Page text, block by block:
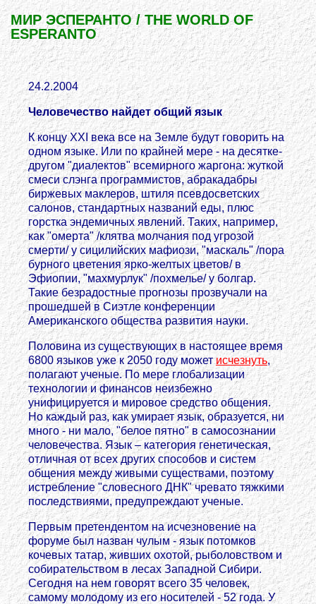
МИР ЭСПЕРАНТО / THE WORLD OF
ESPERANTO
24.2.2004
Человечество найдет общий язык
К концу ХХI века все на Земле будут говорить на
одном языке. Или по крайней мере - на десятке-
другом "диалектов" всемирного жаргона: жуткой
смеси слэнга программистов, абракадабры
биржевых маклеров, штиля псевдосветских
салонов, стандартных названий еды, плюс
горстка эндемичных явлений. Таких, например,
как "омерта" /клятва молчания под угрозой
смерти/ у сицилийских мафиози, "маскаль" /пора
бурного цветения ярко-желтых цветов/ в
Эфиопии, "махмурлук" /похмелье/ у болгар.
Такие безрадостные прогнозы прозвучали на
прошедшей в Сиэтле конференции
Американского общества развития науки.
Половина из существующих в настоящее время
6800 языков уже к 2050 году можетисчезнуть,
полагают ученые. По мере глобализации
технологии и финансов неизбежно
унифицируется и мировое средство общения.
Но каждый раз, как умирает язык, образуется, ни
много - ни мало, "белое пятно" в самосознании
человечества. Язык – категория генетическая,
отличная от всех других способов и систем
общения между живыми существами, поэтому
истребление "словесного ДНК" чревато тяжкими
последствиями, предупреждают ученые.
Первым претендентом на исчезновение на
форуме был назван чулым - язык потомков
кочевых татар, живших охотой, рыболовством и
собирательством в лесах Западной Сибири.
Сегодня на нем говорят всего 35 человек,
самому молодому из его носителей - 52 года. У